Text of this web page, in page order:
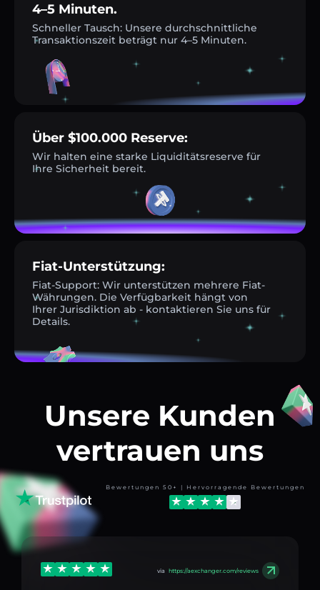
4–5 Minuten.
Schneller Tausch: Unsere durchschnittliche
Transaktionszeit beträgt nur 4–5 Minuten.
Über $100.000 Reserve:
Wir halten eine starke Liquiditätsreserve für
Ihre Sicherheit bereit.
Fiat-Unterstützung:
Fiat-Support: Wir unterstützen mehrere Fiat-
Währungen. Die Verfügbarkeit hängt von
Ihrer Jurisdiktion ab - kontaktieren Sie uns für
Details.
Unsere Kunden
vertrauen uns
Bewertungen 50+ | Hervorragende Bewertungen
via https://aexchanger.com/reviews